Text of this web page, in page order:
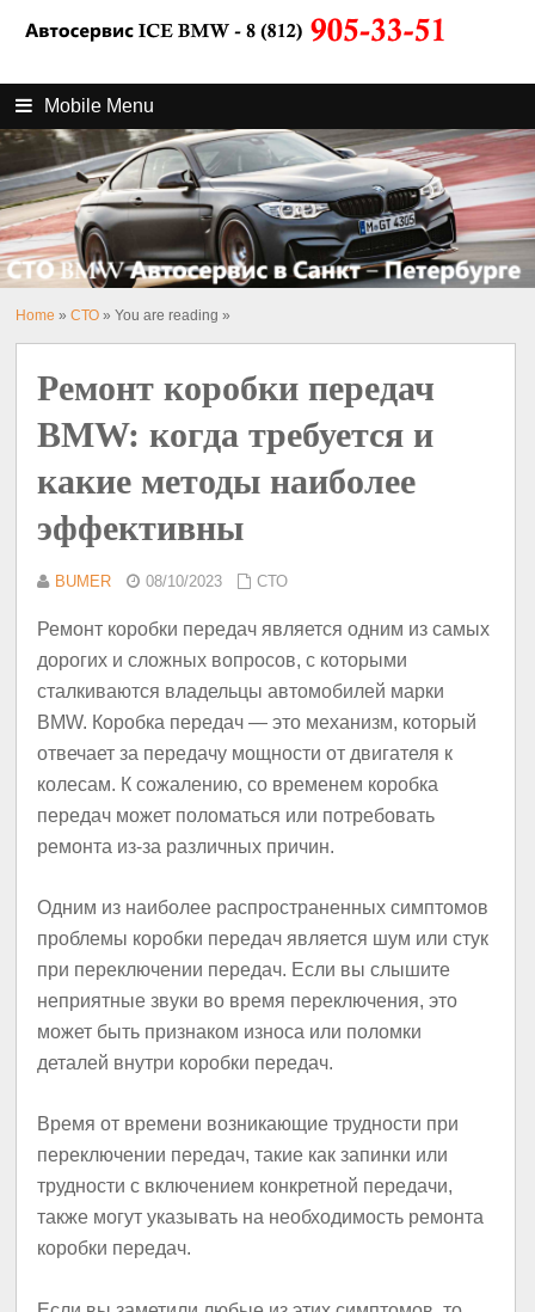
Mobile Menu
Home »СТО » You are reading »
Ремонт коробки передач
BMW: когда требуется и
какие методы наиболее
эффективны
BUMER 08/10/2023 СТО
Ремонт коробки передач является одним из самых
дорогих и сложных вопросов, с которыми
сталкиваются владельцы автомобилей марки
BMW. Коробка передач — это механизм, который
отвечает за передачу мощности от двигателя к
колесам. К сожалению, со временем коробка
передач может поломаться или потребовать
ремонта из-за различных причин.
Одним из наиболее распространенных симптомов
проблемы коробки передач является шум или стук
при переключении передач. Если вы слышите
неприятные звуки во время переключения, это
может быть признаком износа или поломки
деталей внутри коробки передач.
Время от времени возникающие трудности при
переключении передач, такие как запинки или
трудности с включением конкретной передачи,
также могут указывать на необходимость ремонта
коробки передач.